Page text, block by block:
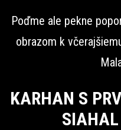
Poďme ale pekne
obrazom k
KARHAN S